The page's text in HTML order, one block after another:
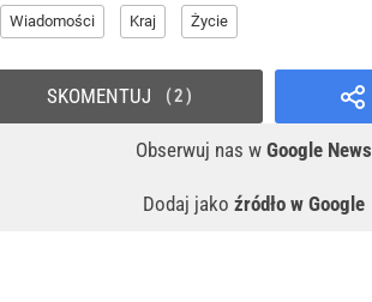
Wiadomości Kraj Życie
Obserwuj nas w Google News
Dodaj jako źródło w Google
SKOMENTUJ 2